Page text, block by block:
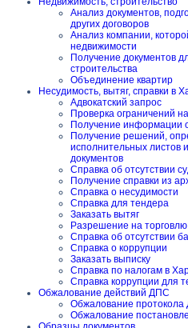
Анализ документов,
других договоров
Анализ компании,
недвижимости
Получение документов
строительства
Объединение квартир
Несудимость, вытяг, справки в
Адвокатский запрос
Проверка ограничений
Получение информации
Получение решений,
исполнительных листов
документов
Справка об отсутствии
Получение справки из
Справка о несудимости
Справка для тендера
Заказать вытяг
Разрешение на торговлю
Справка об отсутствии
Справка о коррупции
Заказать выписку
Справка по налогам в
Справка коррупции для
Обжалование действий ДПС
Обжалование
Обжалование